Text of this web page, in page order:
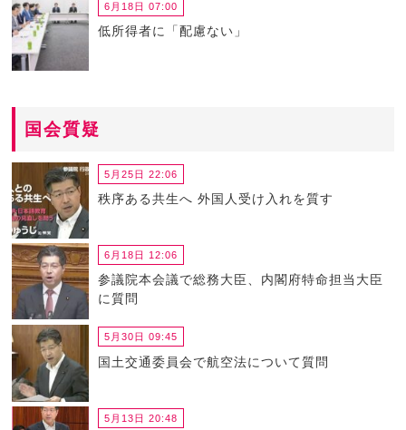
6月18日 07:00
低所得者に「配慮ない」
国会質疑
5月25日 22:06
秩序ある共生へ 外国人受け入れを質す
6月18日 12:06
参議院本会議で総務大臣、内閣府特命担当大臣
に質問
5月30日 09:45
国土交通委員会で航空法について質問
5月13日 20:48